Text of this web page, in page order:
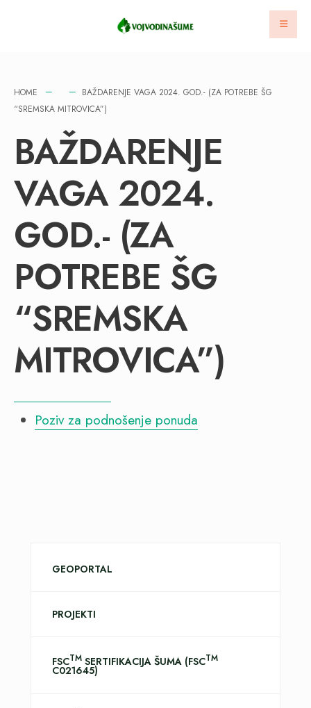
HOME
BAŽDARENJE VAGA 2024. GOD.- (ZA POTREBE ŠG
“SREMSKA MITROVICA”)
BAŽDARENJE
VAGA 2024.
GOD.- (ZA
POTREBE ŠG
“SREMSKA
MITROVICA”)
Poziv za podnošenje ponuda
GEOPORTAL
PROJEKTI
FSCTM SERTIFIKACIJA ŠUMA (FSCTM
C021645)